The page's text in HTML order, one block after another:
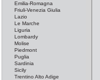
Emilia-Romagna
Friuli-Venezia Giulia
Lazio
Le Marche
Liguria
Lombardy
Molise
Piedmont
Puglia
Sardinia
Sicily
Trentino Alto Adige